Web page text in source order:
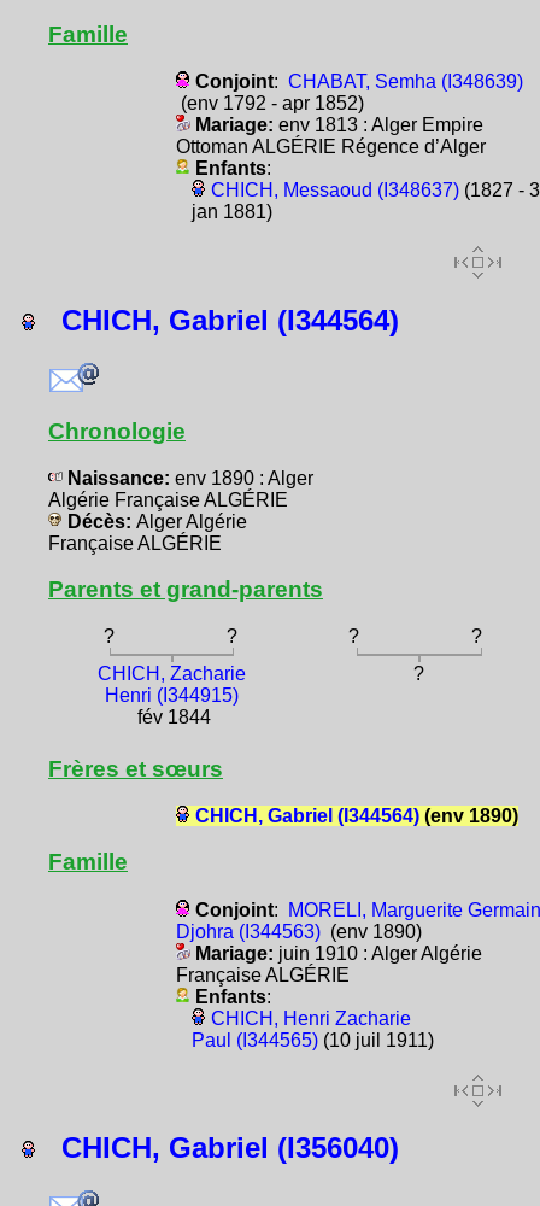
Famille
Conjoint: CHABAT, Semha (I348639)
(env 1792 - apr 1852)
Mariage: env 1813 : Alger Empire
Ottoman ALGÉRIE Régence d’Alger
Enfants:
CHICH, Messaoud (I348637)(1827 -
jan 1881)
CHICH, Gabriel (I344564)
Chronologie
Naissance: env 1890 : Alger
Algérie Française ALGÉRIE
Décès: Alger Algérie
Française ALGÉRIE
Parents et grand-parents
? ? ?
?
CHICH, Zacharie
Henri (I344915)
fév 1844
?
Frères et sœurs
CHICH, Gabriel (I344564)(env 1890)
Famille
Conjoint:
MORELI, Marguerite
Djohra (I344563)(env 1890)
Mariage: juin 1910 : Alger Algérie
Française ALGÉRIE
Enfants:
CHICH, Henri Zacharie
Paul (I344565)(10 juil 1911)
CHICH, Gabriel (I356040)